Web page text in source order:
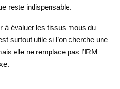
reste indispensable.
à évaluer les tissus mous du
surtout utile si l’on cherche une
elle ne remplace pas l’IRM